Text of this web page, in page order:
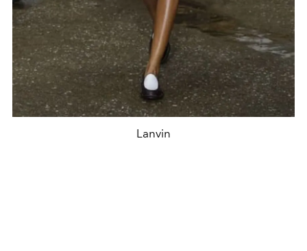
Lanvin